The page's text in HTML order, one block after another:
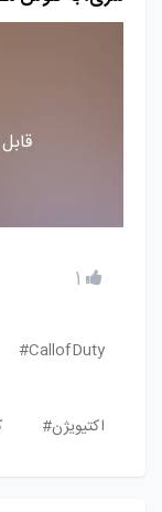
1
CallofDuty#
اکتیویژن#